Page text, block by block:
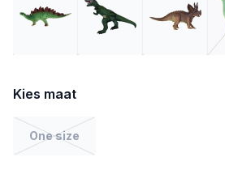
Kies maat
One size